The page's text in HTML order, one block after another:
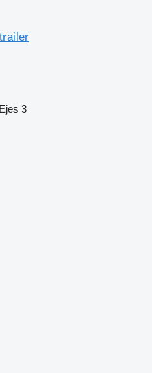
Ejes 3